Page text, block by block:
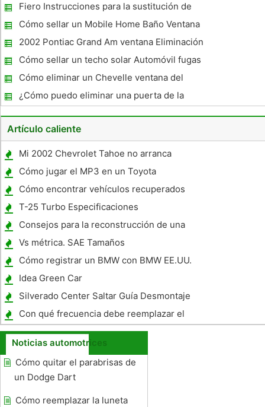
Fiero Instrucciones para la sustitución de
parabrisas
Cómo sellar un Mobile Home Baño Ventana
2002 Pontiac Grand Am ventana Eliminación
Side
Cómo sellar un techo solar Automóvil fugas
Cómo eliminar un Chevelle ventana del
cuarto trasero '67
¿Cómo puedo eliminar una puerta de la
ventana de un 1983 GMC?
Artículo caliente
Mi 2002 Chevrolet Tahoe no arranca
Cómo jugar el MP3 en un Toyota
Landcruiser
Cómo encontrar vehículos recuperados
T-25 Turbo Especificaciones
Consejos para la reconstrucción de una
transmisión 4L60E
Vs métrica. SAE Tamaños
Cómo registrar un BMW con BMW EE.UU.
de servicio
Idea Green Car
Silverado Center Saltar Guía Desmontaje
del asiento
Con qué frecuencia debe reemplazar el
líquido Dirección Asistida?
Noticias automotrices
Cómo quitar el parabrisas de
un Dodge Dart
Cómo reemplazar la luneta